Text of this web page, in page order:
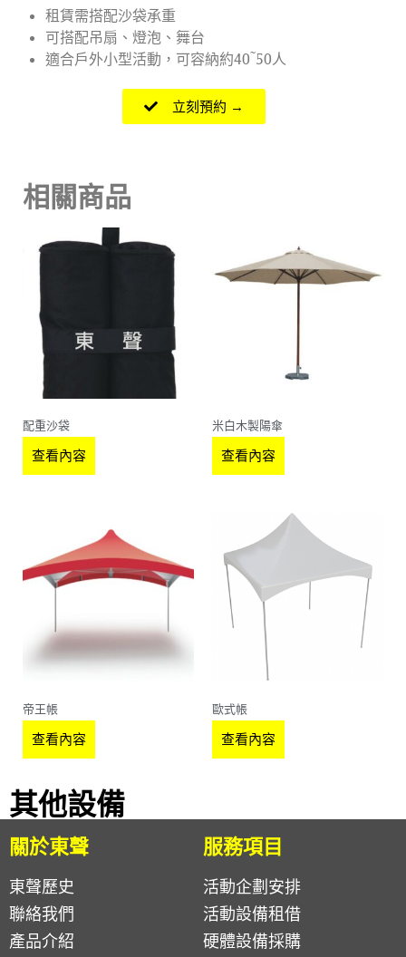
租賃需搭配沙袋承重
可搭配吊扇、燈泡、舞台
適合戶外小型活動，可容納約40~50人
立刻預約 →
相關商品
配重沙袋
查看內容
米白木製陽傘
查看內容
帝王帳
查看內容
歐式帳
查看內容
其他設備
關於東聲
東聲歷史
聯絡我們
產品介紹
服務項目
活動企劃安排
活動設備租借
硬體設備採購